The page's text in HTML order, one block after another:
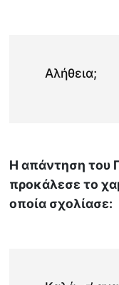
Αλήθεια;
Η απάντηση του
προκάλεσε το
οποία σχολίασε: